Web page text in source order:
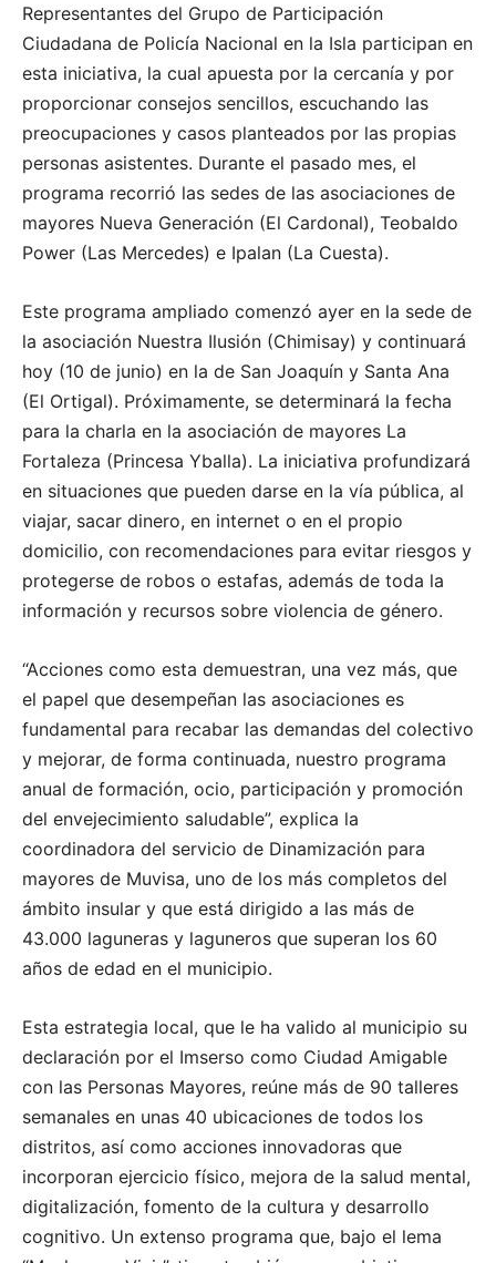
Representantes del Grupo de Participación
Ciudadana de Policía Nacional en la Isla participan en
esta iniciativa, la cual apuesta por la cercanía y por
proporcionar consejos sencillos, escuchando las
preocupaciones y casos planteados por las propias
personas asistentes. Durante el pasado mes, el
programa recorrió las sedes de las asociaciones de
mayores Nueva Generación (El Cardonal), Teobaldo
Power (Las Mercedes) e Ipalan (La Cuesta).
Este programa ampliado comenzó ayer en la sede de
la asociación Nuestra Ilusión (Chimisay) y continuará
hoy (10 de junio) en la de San Joaquín y Santa Ana
(El Ortigal). Próximamente, se determinará la fecha
para la charla en la asociación de mayores La
Fortaleza (Princesa Yballa). La iniciativa profundizará
en situaciones que pueden darse en la vía pública, al
viajar, sacar dinero, en internet o en el propio
domicilio, con recomendaciones para evitar riesgos y
protegerse de robos o estafas, además de toda la
información y recursos sobre violencia de género.
“Acciones como esta demuestran, una vez más, que
el papel que desempeñan las asociaciones es
fundamental para recabar las demandas del colectivo
y mejorar, de forma continuada, nuestro programa
anual de formación, ocio, participación y promoción
del envejecimiento saludable”, explica la
coordinadora del servicio de Dinamización para
mayores de Muvisa, uno de los más completos del
ámbito insular y que está dirigido a las más de
43.000 laguneras y laguneros que superan los 60
años de edad en el municipio.
Esta estrategia local, que le ha valido al municipio su
declaración por el Imserso como Ciudad Amigable
con las Personas Mayores, reúne más de 90 talleres
semanales en unas 40 ubicaciones de todos los
distritos, así como acciones innovadoras que
incorporan ejercicio físico, mejora de la salud mental,
digitalización, fomento de la cultura y desarrollo
cognitivo. Un extenso programa que, bajo el lema